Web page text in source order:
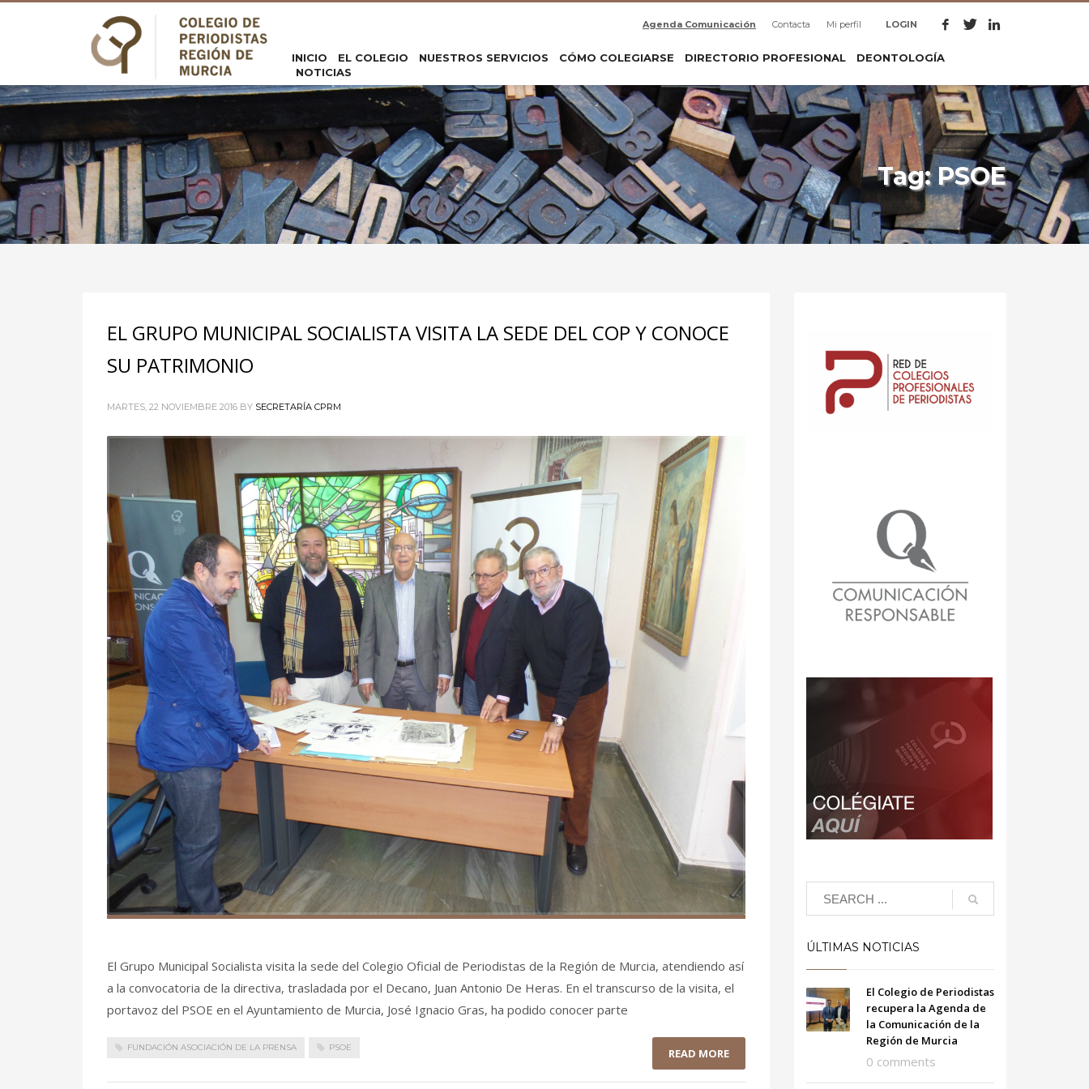
Agenda Comunicación Contacta Mi perfil LOGIN
INICIO EL COLEGIO NUESTROS SERVICIOS CÓMO COLEGIARSE DIRECTORIO PROFESIONAL
DEONTOLOGÍA
NOTICIAS
Tag: PSOE
EL GRUPO MUNICIPAL SOCIALISTA VISITA LA SEDE DEL COP Y CONOCE
SU PATRIMONIO
MARTES, 22 NOVIEMBRE 2016 BY SECRETARÍA CPRM
El Grupo Municipal Socialista visita la sede del Colegio Oficial de Periodistas de la Región de Murcia, atendiendo así
a la convocatoria de la directiva, trasladada por el Decano, Juan Antonio De Heras. En el transcurso de la visita, el
portavoz del PSOE en el Ayuntamiento de Murcia, José Ignacio Gras, ha podido conocer parte
FUNDACIÓN ASOCIACIÓN DE LA PRENSA PSOE READ MORE
ÚLTIMAS NOTICIAS
El Colegio de Periodistas
recupera la Agenda de
la Comunicación de la
Región de Murcia
0 comments